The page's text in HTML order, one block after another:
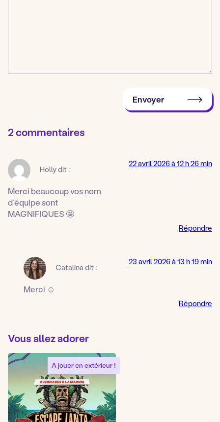
Envoyer
2 commentaires
Hollydit :
22 avril 2026 à 12 h 26 min
Merci beaucoup vos nom
d’équipe sont
MAGNIFIQUES 🤩
Répondre
Catalina dit :
23 avril 2026 à 13 h 19 min
Merci ☺️
Répondre
Vous allez adorer
A jouer en extérieur !